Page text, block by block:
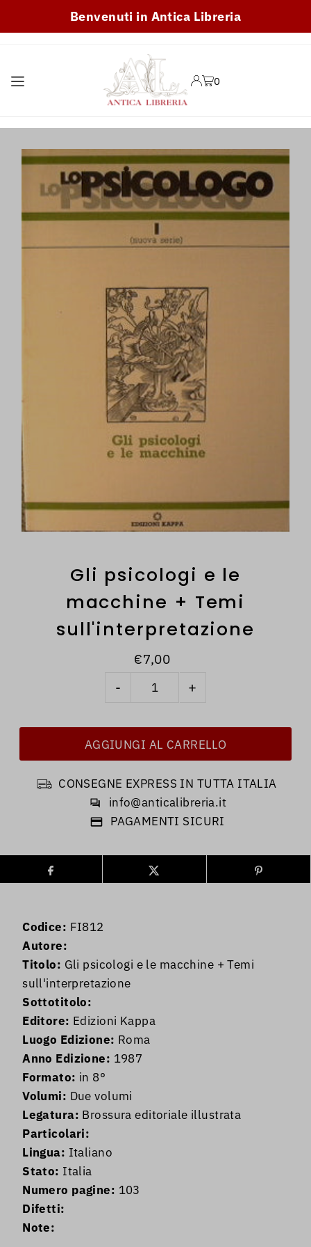
TRANSLATION MISSING:
Benvenuti in Antica Libreria
0
Gli psicologi e le
macchine + Temi
sull'interpretazione
€7,00
- +
CONSEGNE EXPRESS IN TUTTA ITALIA
info@anticalibreria.it
PAGAMENTI SICURI
Codice: FI812
Autore:
Titolo: Gli psicologi e le macchine + Temi
sull'interpretazione
Sottotitolo:
Editore: Edizioni Kappa
Luogo Edizione: Roma
Anno Edizione: 1987
Formato: in 8°
Volumi: Due volumi
Legatura: Brossura editoriale illustrata
Particolari:
Lingua: Italiano
Stato: Italia
Numero pagine: 103
Difetti:
Note: